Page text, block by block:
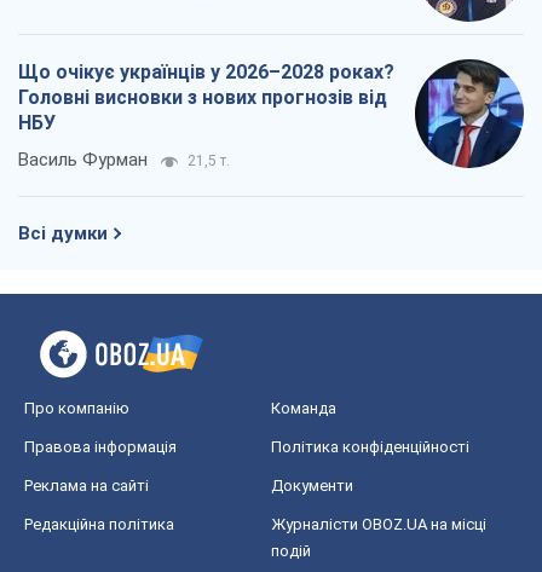
Що очікує українців у 2026–2028 роках?
Головні висновки з нових прогнозів від
НБУ
Василь Фурман 21,5 т.
Всі думки
Про компанію Команда
Правова інформація Політика конфіденційності
Реклама на сайті Документи
Редакційна політика
Журналісти OBOZ.UA на місці
подій